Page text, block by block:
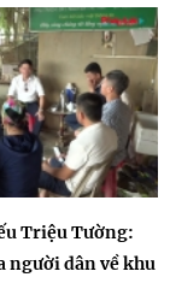
Triệu Tường:
người dân về khu